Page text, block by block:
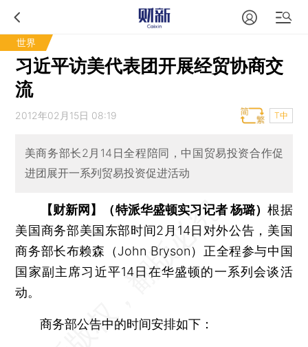
世界
习近平访美代表团开展经贸协商交
流
2012年02月15日 08:19 T中
美商务部长2月14日全程陪同，中国贸易投资合作促
进团展开一系列贸易投资促进活动
【财新网】（特派华盛顿实习记者 杨璐）根据
美国商务部美国东部时间2月14日对外公告，美国
商务部长布赖森（John Bryson）正全程参与中国
国家副主席习近平14日在华盛顿的一系列会谈活
动。
商务部公告中的时间安排如下：